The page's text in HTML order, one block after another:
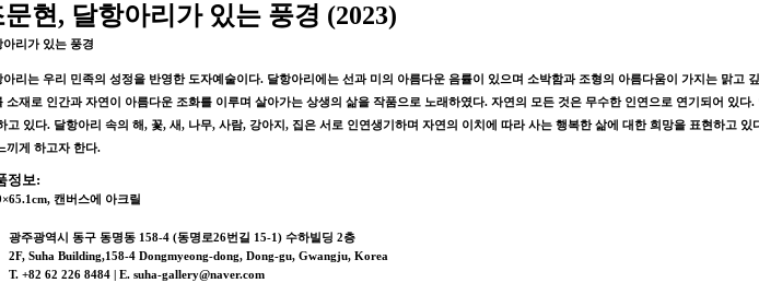
문현, 달항아리가 있는 풍경 (2023)
아리가 있는 풍경
아리는 우리 민족의 성정을 반영한 도자예술이다. 달항아리에는 선과 미의 아름다운 음률이 있으며 소박함과 조형의 아름다움이 가지는 맑
소재로 인간과 자연이 아름다운 조화를 이루며 살아가는 상생의 삶을 작품으로 노래하였다. 자연의 모든 것은 무수한 인연으로 연기되어 있
고 있다. 달항아리 속의 해, 꽃, 새, 나무, 사람, 강아지, 집은 서로 인연생기하며 자연의 이치에 따라 사는 행복한 삶에 대한 희망을 표현하고
끼게 하고자 한다.
정보:
캔버스에 아크릴
광주광역시 동구 동명동 158-4 (동명로26번길 15-1) 수하빌딩 2층
2F, Suha Building,158-4 Dongmyeong-dong, Dong-gu, Gwangju, Korea
T. +82 62 226 8484 | E. suha-gallery@naver.com